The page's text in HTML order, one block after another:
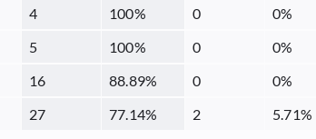
4 100% 0 0%
5 100% 0 0%
16 88.89% 0 0%
27 77.14% 2 5.71%